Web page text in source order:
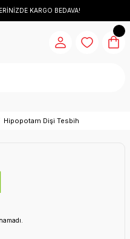
KARGO BEDAVA!
Hipopotam Dişi Tesbih